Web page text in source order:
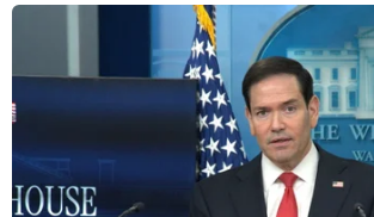
mới với chuỗi kinh tế phía Bắc
09/08/2026 08:04
Điểm chuẩn Trường Đại học Thương
mại dao động từ 21,5 đến 26,5 điểm